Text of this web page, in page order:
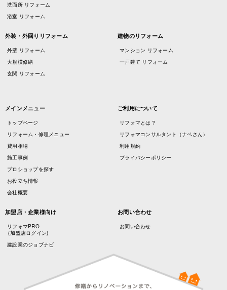
洗面所 リフォーム
浴室 リフォーム
外装・外回りリフォーム
外壁 リフォーム
大規模修繕
玄関 リフォーム
建物のリフォーム
マンション リフォーム
一戸建て リフォーム
メインメニュー
トップページ
リフォーム・修理メニュー
費用相場
施工事例
プロショップを探す
お役立ち情報
会社概要
ご利用について
リフォマとは？
リフォマコンサルタント（ナベさん）
利用規約
プライバシーポリシー
加盟店・企業様向け
リフォマPRO
（加盟店ログイン)
建設業のジョブナビ
お問い合わせ
お問い合わせ